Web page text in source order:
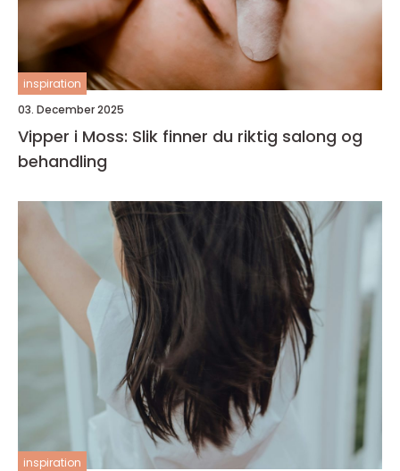
inspiration
03. December 2025
Vipper i Moss: Slik finner du riktig salong og
behandling
inspiration